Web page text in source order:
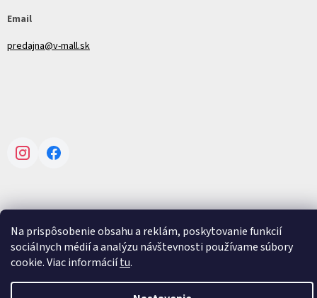
Na prispôsobenie obsahu a reklám, poskytovanie funkcií
sociálnych médií a analýzu návštevnosti používame súbory
cookie. Viac informáciítu.
Email
predajna@v-mall.sk
InstagramFacebook
Vytvoril Shoptet
Copyright 2026V-mall. Všetky práva vyhradené.Upraviť nastavenie
cookies